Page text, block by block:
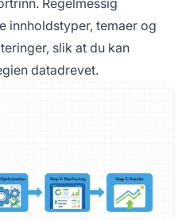
Regelmessig
innholdstyper, temaer og
slik at du kan
datadrevet.